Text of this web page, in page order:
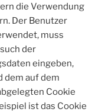
die Verwendung
Der Benutzer
muss
der
eingeben,
dem auf dem
Cookie
ist das Cookie